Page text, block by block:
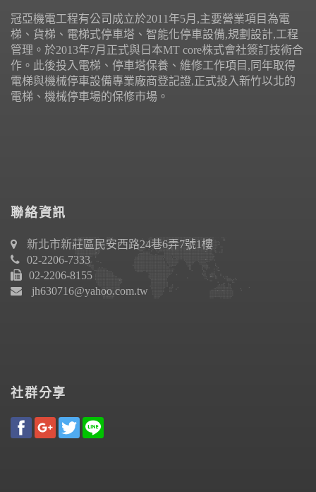
冠亞機電工程有公司成立於2011年5月,主要營業項目為電
梯、貨梯、電梯式停車塔、智能化停車設備,規劃設計,工程
管理。於2013年7月正式與日本MT core株式會社簽訂技術合
作。此後投入電梯、停車塔保養、維修工作項目,同年取得
電梯與機械停車設備專業廠商登記證,正式投入新竹以北的
電梯、機械停車場的保修市場。
聯絡資訊
新北市新莊區民安西路24巷6弄7號1樓
02-2206-7333
02-2206-8155
jh630716@yahoo.com.tw
社群分享